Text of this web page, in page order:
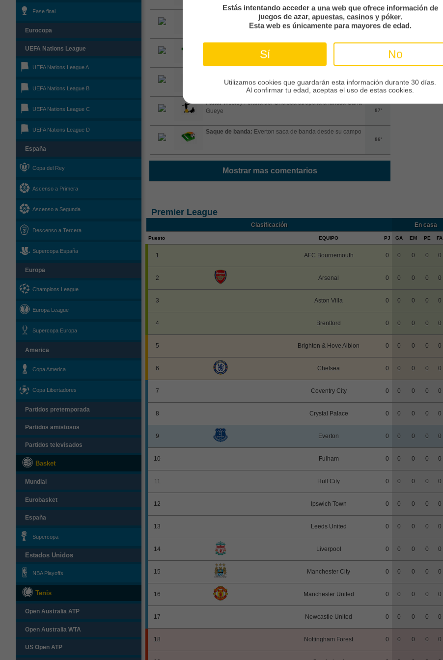
Fase final
Eurocopa
UEFA Nations League
UEFA Nations League A
UEFA Nations League B
UEFA Nations League C
UEFA Nations League D
España
Copa del Rey
Ascenso a Primera
Ascenso a Segunda
Descenso a Tercera
Supercopa España
Europa
Champions League
Europa League
Supercopa Europa
America
Copa America
Copa Libertadores
Partidos pretemporada
Partidos amistosos
Partidos televisados
Basket
Mundial
Eurobasket
España
Supercopa
Estados Unidos
NBA Playoffs
Tenis
Open Australia ATP
Open Australia WTA
US Open ATP
Jorrel Hato makes the tackle and wins possession
88'
Saque de banda:Everton saca de banda desde el campo
87'
Falta:Wesley Fofana del Chelsea atropella a Idrissa Gana
Gueye
87'
Saque de banda: Everton saca de banda desde su campo
86'
Mostrar mas comentarios
Premier League
Clasificación En casa
Puesto EQUIPO PJ GA EM PE FA
1 AFC Bournemouth 0 0 0 0 0
2 Arsenal 0 0 0 0 0
3 Aston Villa 0 0 0 0 0
4 Brentford 0 0 0 0 0
5 Brighton & Hove Albion 0 0 0 0 0
6 Chelsea 0 0 0 0 0
7 Coventry City 0 0 0 0 0
8 Crystal Palace 0 0 0 0 0
9 Everton 0 0 0 0 0
10 Fulham 0 0 0 0 0
11 Hull City 0 0 0 0 0
12 Ipswich Town 0 0 0 0 0
13 Leeds United 0 0 0 0 0
14 Liverpool 0 0 0 0 0
15 Manchester City 0 0 0 0 0
16 Manchester United 0 0 0 0 0
17 Newcastle United 0 0 0 0 0
18 Nottingham Forest 0 0 0 0 0
Estás intentando acceder a una web que ofrece información de
juegos de azar, apuestas, casinos y póker.
Esta web es únicamente para mayores de edad.
Sí No
Utilizamos cookies que guardarán esta información durante 30 días.
Al confirmar tu edad, aceptas el uso de estas cookies.